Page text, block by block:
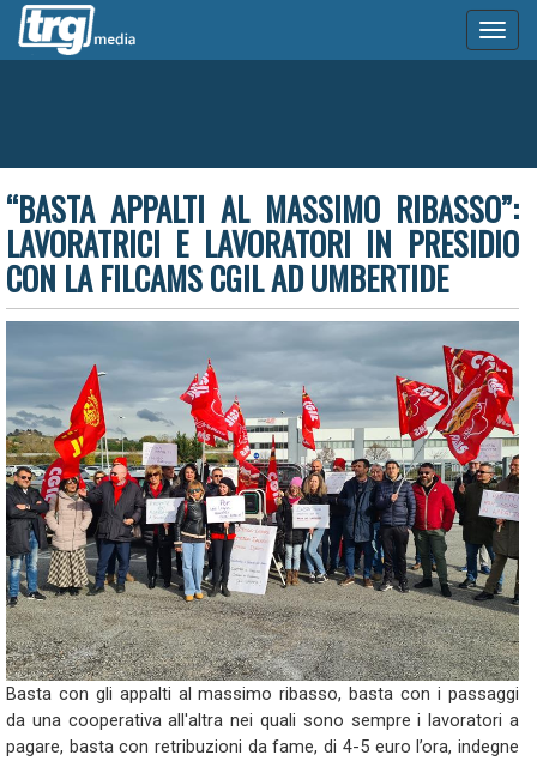
“BASTA APPALTI AL MASSIMO RIBASSO”:
LAVORATRICI E LAVORATORI IN PRESIDIO
CON LA FILCAMS CGIL AD UMBERTIDE
Basta con gli appalti al massimo ribasso, basta con i passaggi
da una cooperativa all'altra nei quali sono sempre i lavoratori a
pagare, basta con retribuzioni da fame, di 4-5 euro l’ora, indegne